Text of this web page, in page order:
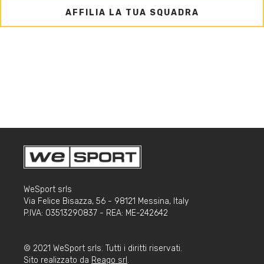
AFFILIA LA TUA SQUADRA
WeSport srls
Via Felice Bisazza, 56 - 98121 Messina, Italy
P.IVA: 03513290837 - REA: ME-242642
© 2021 WeSport srls. Tutti i diritti riservati.
Sito realizzato da Reago srl .